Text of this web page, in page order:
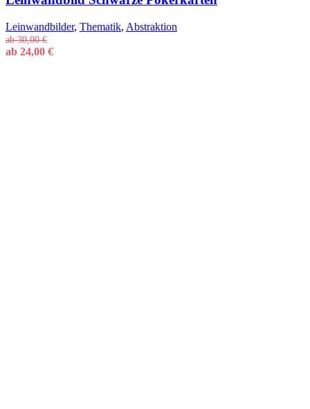
Leinwandbilder, Thematik, Abstraktion
ab30,00€
ab 24,00 €